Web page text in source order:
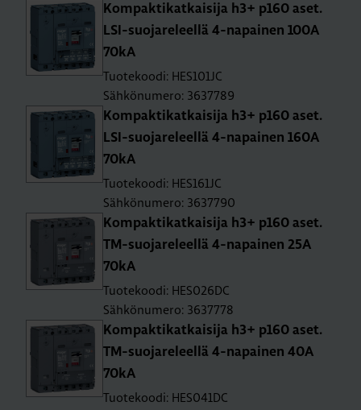
Kom­pak­ti­kat­kai­si­ja h3+ p160 aset.
LSI-suo­ja­re­leel­lä 4-na­pai­nen 100A
70kA
Tuotekoodi: HES101JC
Sähkönumero: 3637789
Kom­pak­ti­kat­kai­si­ja h3+ p160 aset.
LSI-suo­ja­re­leel­lä 4-na­pai­nen 160A
70kA
Tuotekoodi: HES161JC
Sähkönumero: 3637790
Kom­pak­ti­kat­kai­si­ja h3+ p160 aset.
TM-suo­ja­re­leel­lä 4-na­pai­nen 25A
70kA
Tuotekoodi: HES026DC
Sähkönumero: 3637778
Kom­pak­ti­kat­kai­si­ja h3+ p160 aset.
TM-suo­ja­re­leel­lä 4-na­pai­nen 40A
70kA
Tuotekoodi: HES041DC